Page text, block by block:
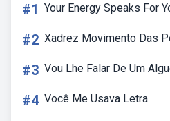
#1 Your Energy Speaks For
#2 Xadrez Movimento Das
#3 Vou Lhe Falar De Um
#4 Você Me Usava Letra